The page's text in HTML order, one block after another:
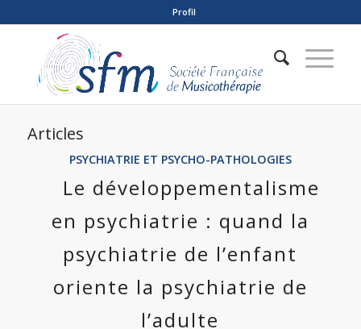
Profil
Articles
PSYCHIATRIE ET PSYCHO-PATHOLOGIES
Le développementalisme
en psychiatrie : quand la
psychiatrie de l’enfant
oriente la psychiatrie de
l’adulte